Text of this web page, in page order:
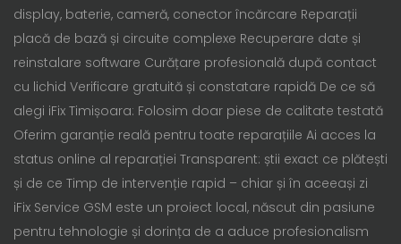
display, baterie, cameră, conector încărcare Reparații
placă de bază și circuite complexe Recuperare date și
reinstalare software Curățare profesională după contact
cu lichid Verificare gratuită și constatare rapidă De ce să
alegi iFix Timișoara: Folosim doar piese de calitate testată
Oferim garanție reală pentru toate reparațiile Ai acces la
status online al reparației Transparent: știi exact ce plătești
și de ce Timp de intervenție rapid – chiar și în aceeași zi
iFix Service GSM este un proiect local, născut din pasiune
pentru tehnologie și dorința de a aduce profesionalism